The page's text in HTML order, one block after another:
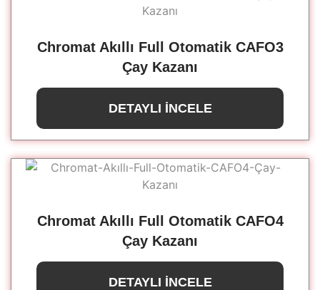
Chromat Akıllı Full Otomatik CAFO3
Çay Kazanı
DETAYLI İNCELE
Chromat Akıllı Full Otomatik CAFO4
Çay Kazanı
DETAYLI İNCELE